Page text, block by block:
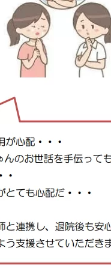
卒後臨床研修センター